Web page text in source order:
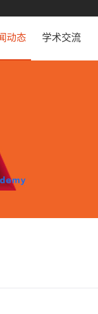
动态 学术交流